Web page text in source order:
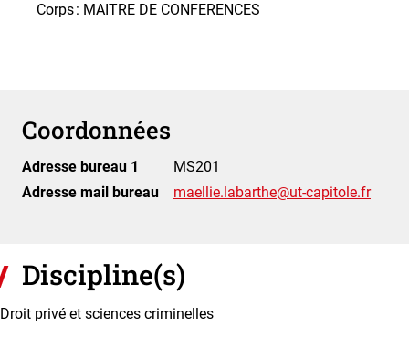
Corps: MAITRE DE CONFERENCES
Coordonnées
Adresse bureau 1
MS201
Adresse mail bureau
maellie.labarthe@ut-capitole.fr
Discipline(s)
Droit privé et sciences criminelles